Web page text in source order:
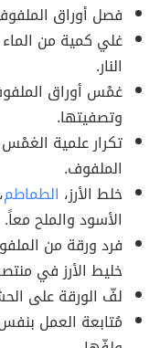
فصل أوراق
غلي كمية من
النار.
غمْس أوراق
وتصفيتها.
تكرار علمية
الملفوف.
خلط الأرز، الطماطم
الأسود والملح معاً.
فرد ورقة من
خليط الأرز في
لفّ الورقة على
مُتابعة العمل